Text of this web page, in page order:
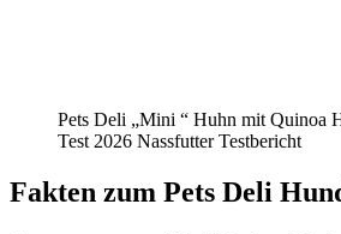
Pets Deli „Mini “ Huhn mit Quinoa
Test 2026 Nassfutter Testbericht
Fakten zum Pets Deli